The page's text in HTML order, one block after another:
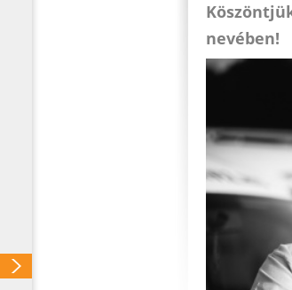
nevében!